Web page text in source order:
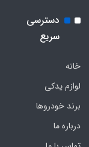
دسترسی
سریع
خانه
لوازم یدکی
برند خودروها
درباره ما